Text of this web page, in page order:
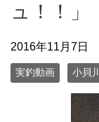
ュ！！」
2016年11月7日
実釣動画 小貝川